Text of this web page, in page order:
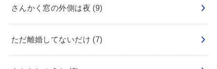
さんかく窓の外側は夜 (9)
ただ離婚してないだけ (7)